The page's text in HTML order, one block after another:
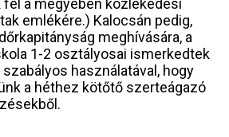
a megyében közlekedési
emlékére.) Kalocsán pedig,
meghívására, a
1-2 osztályosai ismerkedtek
használatával, hogy
a héthez kötőtő szerteágazó